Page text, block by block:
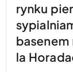
rynku
basenem
la